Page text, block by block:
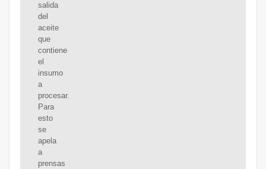
salida
del
aceite
que
contiene
el
insumo
a
procesar.
Para
esto
se
apela
a
prensas